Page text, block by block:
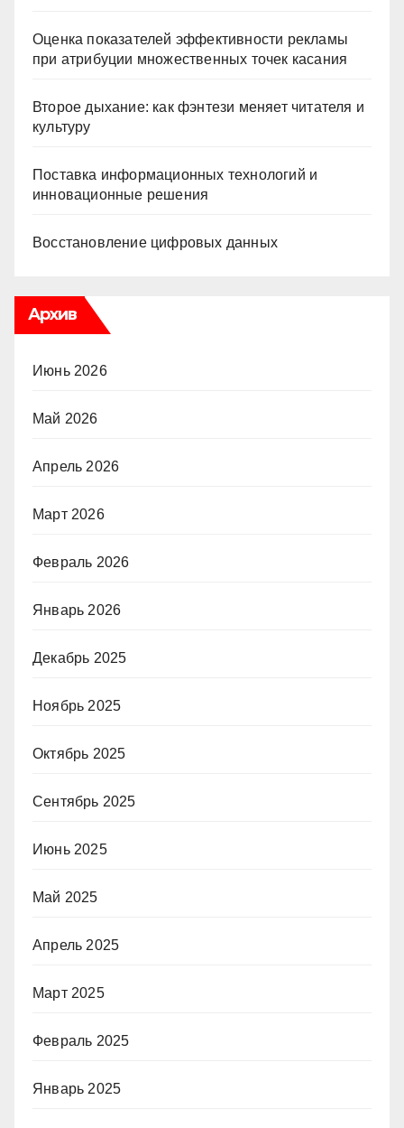
Оценка показателей эффективности рекламы
при атрибуции множественных точек касания
Второе дыхание: как фэнтези меняет читателя и
культуру
Поставка информационных технологий и
инновационные решения
Восстановление цифровых данных
Архив
Июнь 2026
Май 2026
Апрель 2026
Март 2026
Февраль 2026
Январь 2026
Декабрь 2025
Ноябрь 2025
Октябрь 2025
Сентябрь 2025
Июнь 2025
Май 2025
Апрель 2025
Март 2025
Февраль 2025
Январь 2025